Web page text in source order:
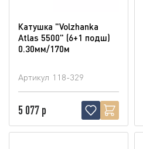
Катушка "Volzhanka
Atlas 5500" (6+1 подш)
0.30мм/170м
Артикул 118-329
5 077 р